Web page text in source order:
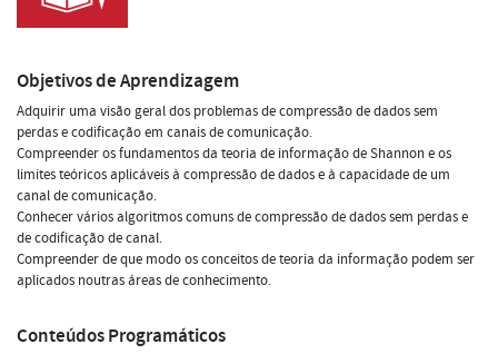
Objetivos de Aprendizagem
Adquirir uma visão geral dos problemas de compressão de dados sem
perdas e codificação em canais de comunicação.
Compreender os fundamentos da teoria de informação de Shannon e os
limites teóricos aplicáveis à compressão de dados e à capacidade de um
canal de comunicação.
Conhecer vários algoritmos comuns de compressão de dados sem perdas e
de codificação de canal.
Compreender de que modo os conceitos de teoria da informação podem ser
aplicados noutras áreas de conhecimento.
Conteúdos Programáticos